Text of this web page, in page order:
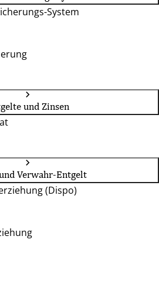
System
und Zinsen
Verwahr-Entgelt
(Dispo)